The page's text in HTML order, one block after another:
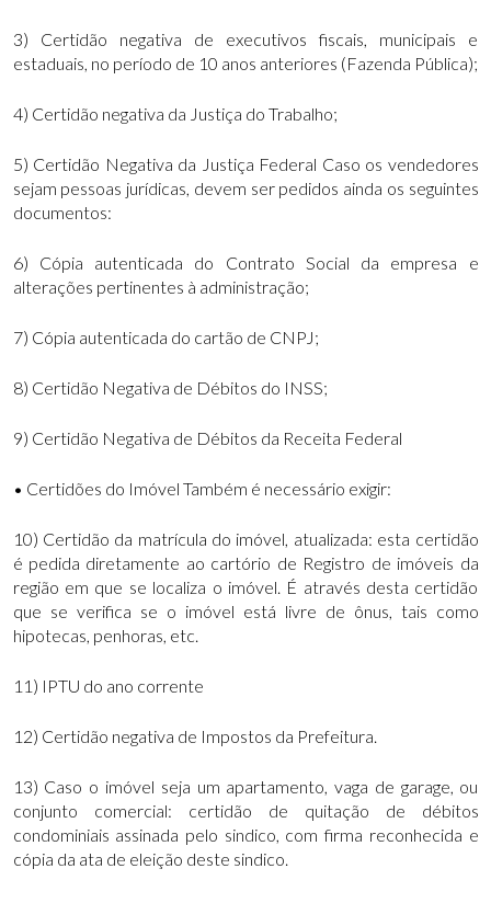
3) Certidão negativa de executivos fiscais, municipais e
estaduais, no período de 10 anos anteriores (Fazenda Pública);
4) Certidão negativa da Justiça do Trabalho;
5) Certidão Negativa da Justiça Federal Caso os vendedores
sejam pessoas jurídicas, devem ser pedidos ainda os seguintes
documentos:
6) Cópia autenticada do Contrato Social da empresa e
alterações pertinentes à administração;
7) Cópia autenticada do cartão de CNPJ;
8) Certidão Negativa de Débitos do INSS;
9) Certidão Negativa de Débitos da Receita Federal
• Certidões do Imóvel Também é necessário exigir:
10) Certidão da matrícula do imóvel, atualizada: esta certidão
é pedida diretamente ao cartório de Registro de imóveis da
região em que se localiza o imóvel. É através desta certidão
que se verifica se o imóvel está livre de ônus, tais como
hipotecas, penhoras, etc.
11) IPTU do ano corrente
12) Certidão negativa de Impostos da Prefeitura.
13) Caso o imóvel seja um apartamento, vaga de garage, ou
conjunto comercial: certidão de quitação de débitos
condominiais assinada pelo sindico, com firma reconhecida e
cópia da ata de eleição deste sindico.